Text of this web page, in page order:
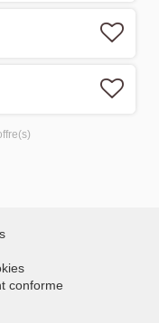
conforme